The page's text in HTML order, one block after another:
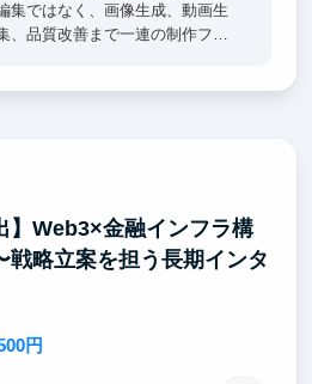
集ではなく、画像生成、動画生
、品質改善まで一連の制作フロ
】Web3×金融インフラ構
戦略立案を担う長期インタ
円